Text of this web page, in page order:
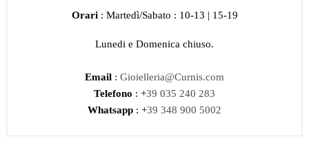
Orari : Martedì/Sabato : 10-13 | 15-19
Lunedi e Domenica chiuso.
Email : Gioielleria@Curnis.com
Telefono : +39 035 240 283
Whatsapp : +39 348 900 5002